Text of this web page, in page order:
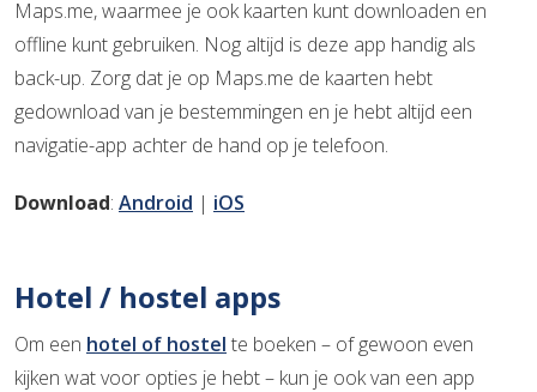
Maps.me, waarmee je ook kaarten kunt downloaden en
offline kunt gebruiken. Nog altijd is deze app handig als
back-up. Zorg dat je op Maps.me de kaarten hebt
gedownload van je bestemmingen en je hebt altijd een
navigatie-app achter de hand op je telefoon.
Download: Android | iOS
Hotel / hostel apps
Om een hotel of hostel te boeken – of gewoon even
kijken wat voor opties je hebt – kun je ook van een app